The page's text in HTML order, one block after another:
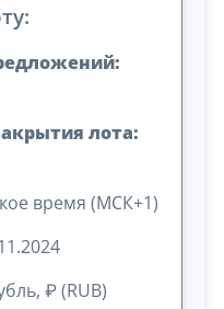
лота:
время (МСК+1)
₽ (RUB)